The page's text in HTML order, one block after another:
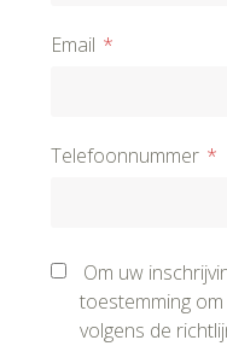
Email
Telefoonnummer
Om uw
toestemming
volgens de